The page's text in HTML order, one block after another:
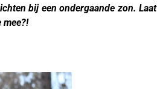
bij een ondergaande zon. Laat
mee?!